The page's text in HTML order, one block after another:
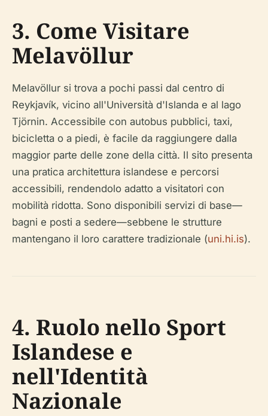
3. Come Visitare
Melavöllur
Melavöllur si trova a pochi passi dal centro di
Reykjavík, vicino all'Università d'Islanda e al lago
Tjörnin. Accessibile con autobus pubblici, taxi,
bicicletta o a piedi, è facile da raggiungere dalla
maggior parte delle zone della città. Il sito presenta
una pratica architettura islandese e percorsi
accessibili, rendendolo adatto a visitatori con
mobilità ridotta. Sono disponibili servizi di base—
bagni e posti a sedere—sebbene le strutture
mantengano il loro carattere tradizionale (uni.hi.is).
4. Ruolo nello Sport
Islandese e
nell'Identità
Nazionale